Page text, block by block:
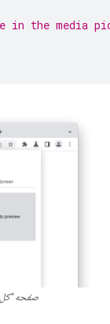
in the media
صفحه "کل